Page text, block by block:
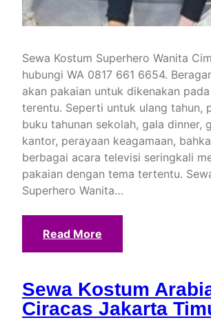
Sewa Kostum Superhero Wanita
hubungi WA 0817 661 6654.
akan pakaian untuk dikenakan
terentu. Seperti untuk ulang tahun,
buku tahunan sekolah, gala dinner,
kantor, perayaan keagamaan,
berbagai acara televisi seringkali
pakaian dengan tema tertentu.
Superhero Wanita…
Read More
Sewa Kostum
Ciracas Jakarta